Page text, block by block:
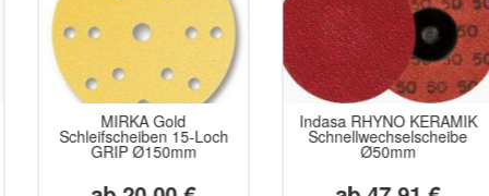
MIRKA Gold
Schleifscheiben 15-Loch
GRIP Ø150mm
Indasa RHYNO KERAMIK
Schnellwechselscheibe
Ø50mm